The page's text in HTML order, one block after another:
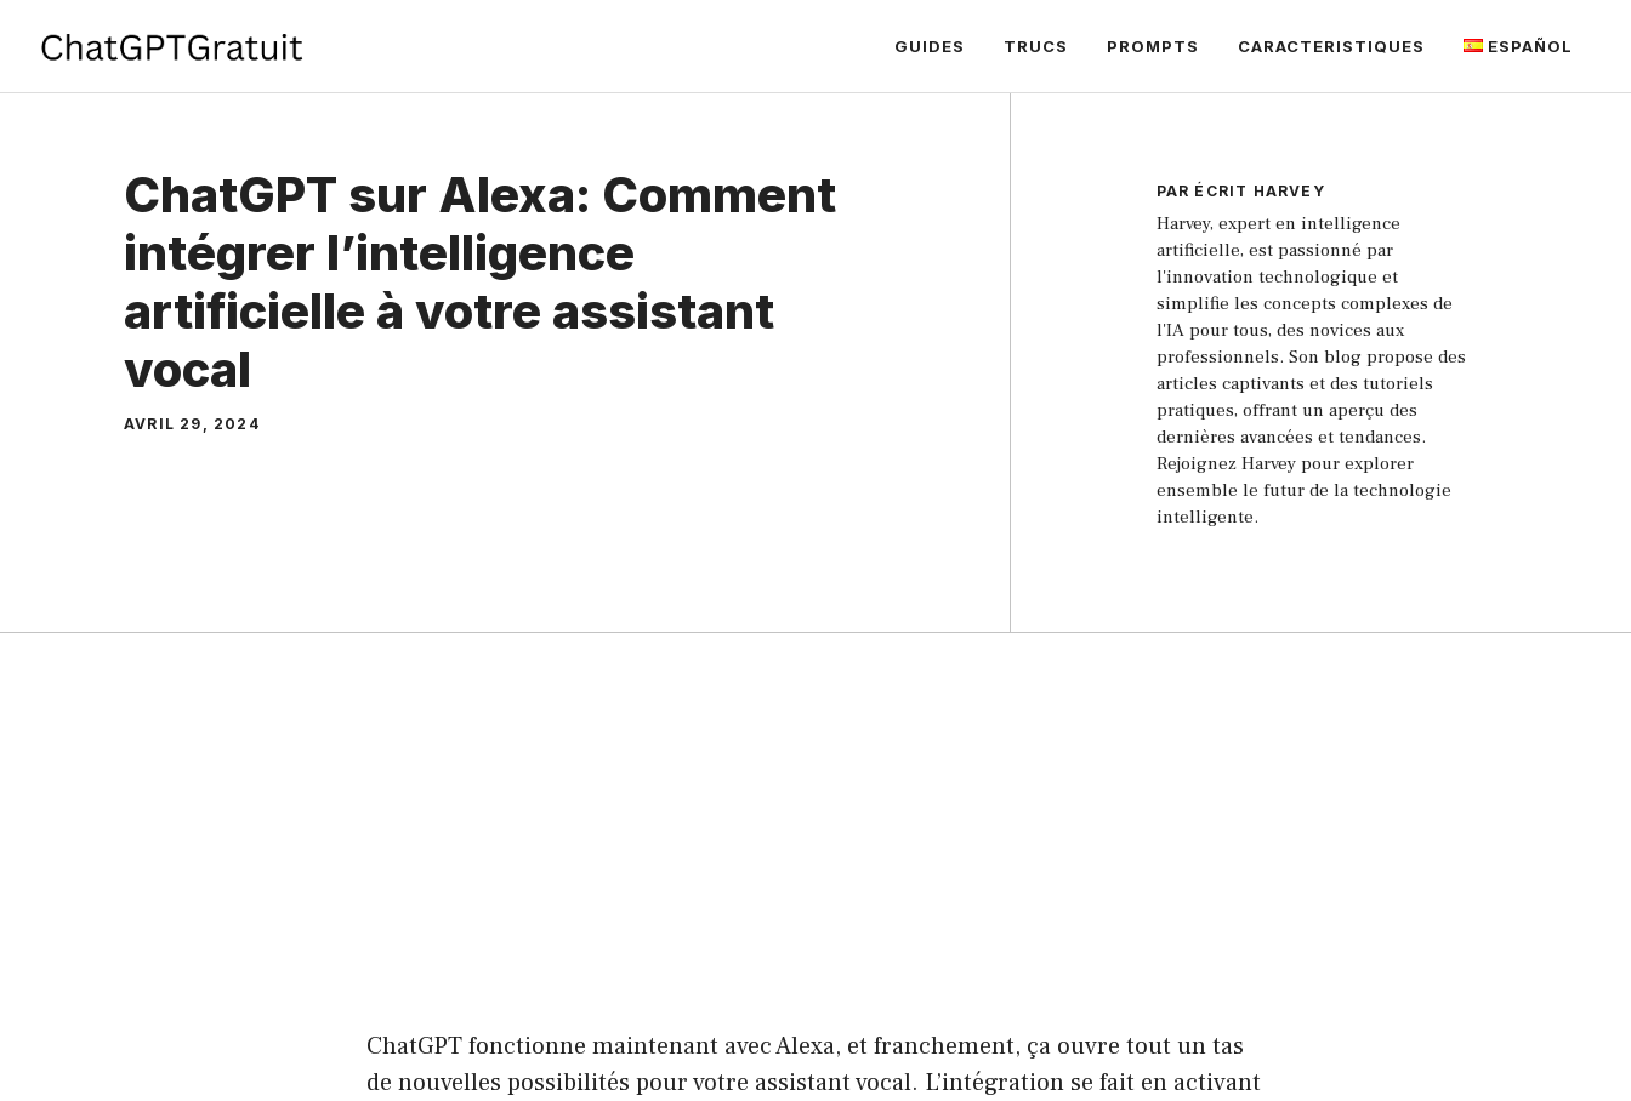
contenu
GUIDES TRUCS PROMPTS CARACTERISTIQUES ESPAÑOL
ChatGPT sur Alexa: Comment
intégrer l’intelligence
artificielle à votre assistant
vocal
AVRIL 29, 2024
PAR ÉCRIT HARVEY
Harvey, expert en intelligence
artificielle, est passionné par
l'innovation technologique et
simplifie les concepts complexes de
l'IA pour tous, des novices aux
professionnels. Son blog propose des
articles captivants et des tutoriels
pratiques, offrant un aperçu des
dernières avancées et tendances.
Rejoignez Harvey pour explorer
ensemble le futur de la technologie
intelligente.
ChatGPT fonctionne maintenant avec Alexa, et franchement, ça ouvre tout un tas
de nouvelles possibilités pour votre assistant vocal. L’intégration se fait en activant